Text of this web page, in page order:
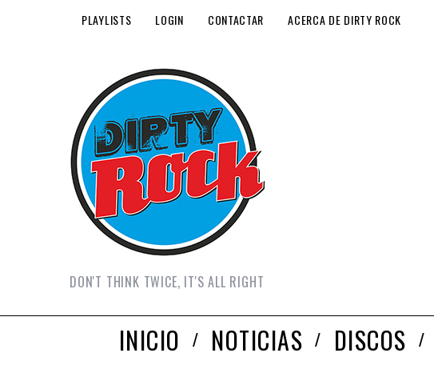
PLAYLISTS LOGIN CONTACTAR ACERCA DE DIRTY ROCK
DON'T THINK TWICE, IT'S ALL RIGHT
INICIO NOTICIAS DISCOS